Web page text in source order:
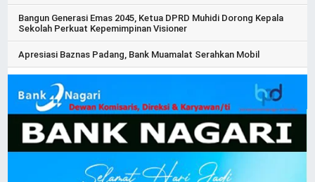
Bangun Generasi Emas 2045, Ketua DPRD Muhidi Dorong Kepala
Sekolah Perkuat Kepemimpinan Visioner
Apresiasi Baznas Padang, Bank Muamalat Serahkan Mobil